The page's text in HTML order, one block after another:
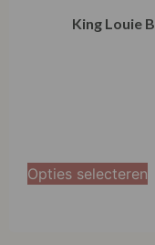
King Louie
Opties selecteren